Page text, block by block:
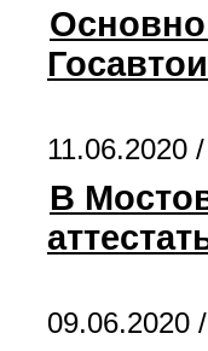
11.06.2020 /
В
09.06.2020 /